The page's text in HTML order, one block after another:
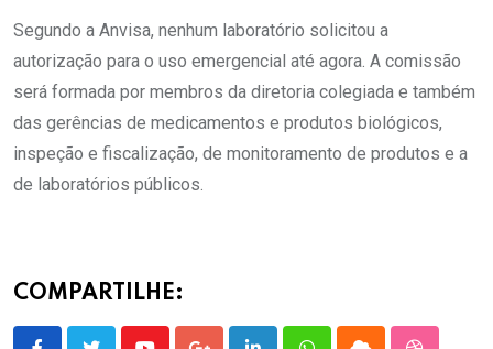
Segundo a Anvisa, nenhum laboratório solicitou a
autorização para o uso emergencial até agora. A comissão
será formada por membros da diretoria colegiada e também
das gerências de medicamentos e produtos biológicos,
inspeção e fiscalização, de monitoramento de produtos e a
de laboratórios públicos.
COMPARTILHE: